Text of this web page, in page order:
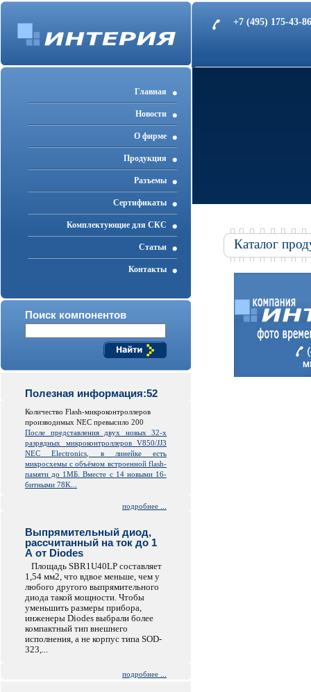
+7 (495) 175-43-
Главная
Новости
О фирме
Продукция
Разъемы
Cертификаты
Комплектующие для СКС
Статьи
Контакты
Поиск компонентов
Полезная информация:52
Количество Flash-микроконтроллеров
производимых NEC превысило 200
После представления двух новых 32-х
разрядных микроконтроллеров V850/JJ3
NEC Electronics, в линейке есть
микросхемы с объёмом встроенной flash-
памяти до 1МБ. Вместе с 14 новыми 16-
битными 78K...
подробнее ...
Выпрямительный диод,
рассчитанный на ток до 1
А от Diodes
Площадь SBR1U40LP составляет
1,54 мм2, что вдвое меньше, чем у
любого другого выпрямительного
диода такой мощности. Чтобы
уменьшить размеры прибора,
инженеры Diodes выбрали более
компактный тип внешнего
исполнения, а не корпус типа SOD-
323,...
подробнее ...
Каталог